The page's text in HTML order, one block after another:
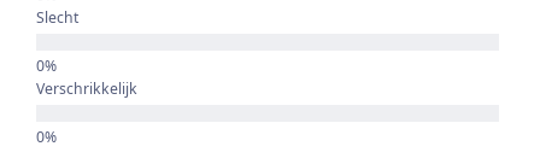
Slecht
Verschrikkelijk